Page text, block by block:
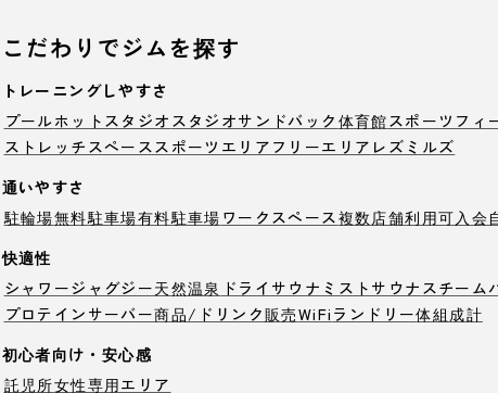
こだわりでジムを探す
トレーニングしやすさ
プールホットスタジオ スタジオサンドバック 体育館スポーツフィ
ストレッチスペーススポーツエリア フリーエリア レズミルズ
通いやすさ
駐輪場無料駐車場有料駐車場 ワークスペース複数店舗利用可入会
快適性
シャワージャグジー天然温泉 ドライサウナ ミストサウナ スチーム
プロテインサーバー商品/ドリンク販売WiFi ランドリー体組成計
初心者向け・安心感
託児所女性専用エリア